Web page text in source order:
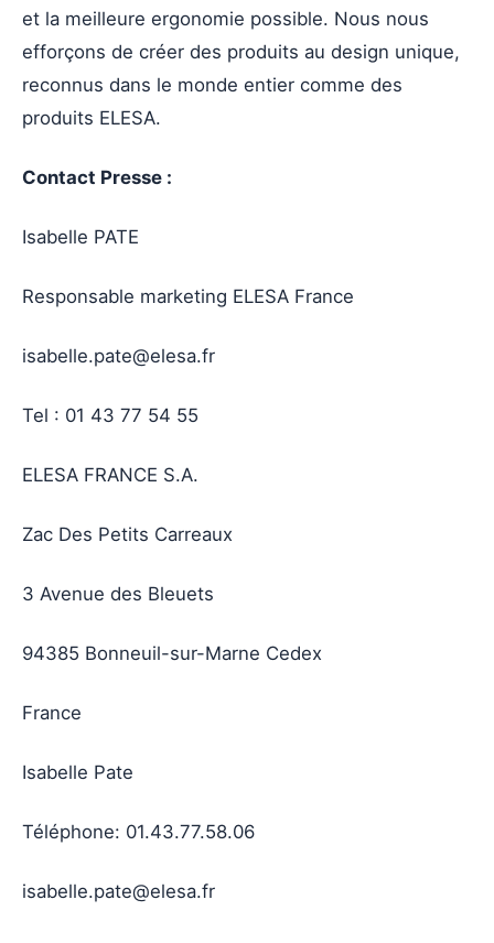
et la meilleure ergonomie possible. Nous nous
efforçons de créer des produits au design unique,
reconnus dans le monde entier comme des
produits ELESA.
Contact Presse :
Isabelle PATE
Responsable marketing ELESA France
isabelle.pate@elesa.fr
Tel : 01 43 77 54 55
ELESA FRANCE S.A.
Zac Des Petits Carreaux
3 Avenue des Bleuets
94385 Bonneuil-sur-Marne Cedex
France
Isabelle Pate
Téléphone: 01.43.77.58.06
isabelle.pate@elesa.fr